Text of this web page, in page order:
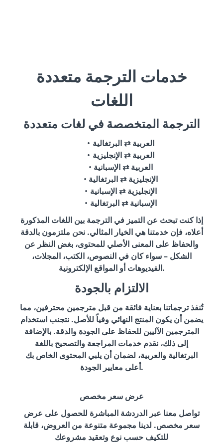
خدمات الترجمة متعددة
اللغات
الترجمة المتخصصة في لغات متعددة
العربية ⇄ البرتغالية
العربية ⇄ الإنجليزية
العربية ⇄ الإسبانية
الإنجليزية ⇄ البرتغالية
الإنجليزية ⇄ الإسبانية
الإسبانية ⇄ البرتغالية
إذا كنت تبحث عن التميز في الترجمة بين اللغات المذكورة
أعلاه، فإن خدمتنا هي الخيار المثالي. نحن ملتزمون بالدقة
والحفاظ على المعنى الأصلي للمحتوى، بغض النظر عن
الشكل – سواء كان في النصوص، الكتب، المجلات،
الفيديوهات أو المواقع الإلكترونية.
الالتزام بالجودة
تُنفذ ترجماتنا بعناية فائقة من قبل مترجمين محترفين، مما
يضمن أن يكون المنتج النهائي وفياً للأصل. نتجنب استخدام
المترجمين الآليين للحفاظ على الجودة والدقة. بالإضافة
إلى ذلك، نقدم خدمات المراجعة والتصحيح باللغة
البرتغالية والعربية، لضمان أن يلبي المحتوى الخاص بك
أعلى معايير الجودة.
عرض سعر مخصص
تواصل معنا عبر الدردشة المباشرة للحصول على عرض
سعر مخصص. لدينا مجموعة متنوعة من العروض، قابلة
للتكيف حسب نوع وتعقيد مشروعك